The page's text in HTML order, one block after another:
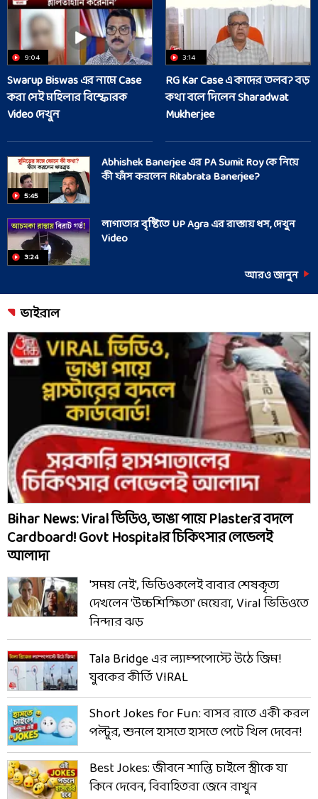
9:04
Swarup Biswas এর নামে Case
করা সেই মহিলার বিস্ফোরক
Video দেখুন
3:14
RG Kar Case এ কাদের তলব? বড়
কথা বলে দিলেন Sharadwat
Mukherjee
5:45
Abhishek Banerjee এর PA Sumit Roy কে নিয়ে
কী ফাঁস করলেন Ritabrata Banerjee?
3:24
লাগাতার বৃষ্টিতে UP Agra এর রাস্তায় ধস, দেখুন
Video
আরও জানুন
ভাইরাল
Bihar News: Viral ভিডিও, ভাঙা পায়ে Plasterর বদলে
Cardboard! Govt Hospitalর চিকিৎসার লেভেলই
আলাদা
'সময় নেই', ভিডিওকলেই বাবার শেষকৃত্য
দেখলেন 'উচ্চশিক্ষিতা' মেয়েরা, Viral ভিডিওতে
নিন্দার ঝড়
Tala Bridge এর ল্যাম্পপোস্টে উঠে জিম!
যুবকের কীর্তি VIRAL
Short Jokes for Fun: বাসর রাতে একী করল
পল্টুর, শুনলে হাসতে হাসতে পেটে খিল দেবেন!
Best Jokes: জীবনে শান্তি চাইলে স্ত্রীকে যা
কিনে দেবেন, বিবাহিতরা জেনে রাখুন